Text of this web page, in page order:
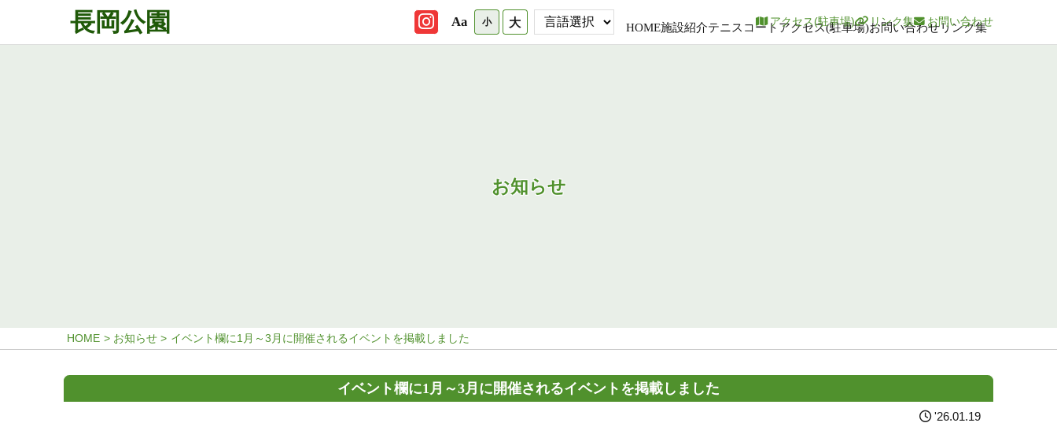
長岡公園 Aa 小 大 HOME施設紹介テニスコート アクセス(駐車場)お問い合わせリンク集
アクセス(駐車場) リンク集 お問い合わせ
お知らせ
HOME お知らせ イベント欄に1月～3月に開催されるイベントを掲載しました
イベント欄に1月～3月に開催されるイベントを掲載しました
'26.01.19